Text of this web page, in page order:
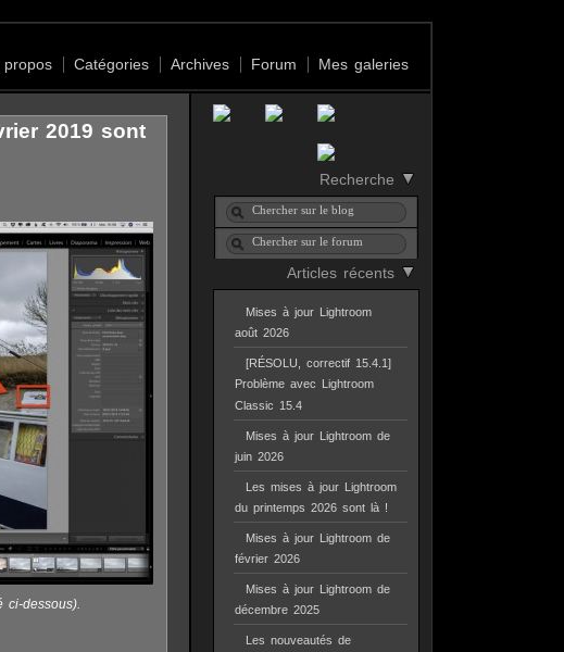
propos Catégories Archives Forum Mes galeries
Recherche
Articles récents
Mises à jour Lightroom
août 2026
[RÉSOLU, correctif 15.4.1]
Problème avec Lightroom
Classic 15.4
Mises à jour Lightroom de
juin 2026
Les mises à jour Lightroom
du printemps 2026 sont là !
Mises à jour Lightroom de
février 2026
Mises à jour Lightroom de
décembre 2025
Les nouveautés de
2019 sont
ci-dessous).